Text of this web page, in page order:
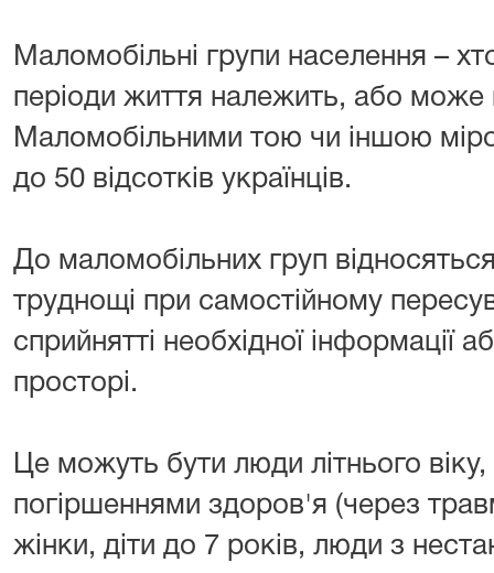
Маломобільні групи населення –
періоди життя належить, або
Маломобільними тою чи іншою
до 50 відсотків українців.
До маломобільних груп
труднощі при самостійному
сприйнятті необхідної інформації
просторі.
Це можуть бути люди літнього
погіршеннями здоров'я (через
жінки, діти до 7 років, люди з